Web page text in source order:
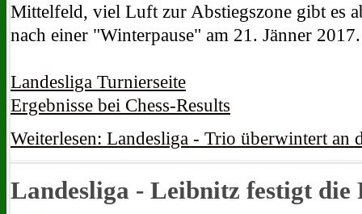
Mittelfeld, viel Luft zur Abstiegszone gibt es
nach einer "Winterpause" am 21. Jänner 2017.
Landesliga Turnierseite
Ergebnisse bei Chess-Results
Weiterlesen: Landesliga - Trio überwintert an
Landesliga - Leibnitz festigt die